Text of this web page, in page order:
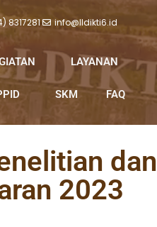
8317281 info@lldikti6.id
LAYANAN
SKM FAQ
dan
2023